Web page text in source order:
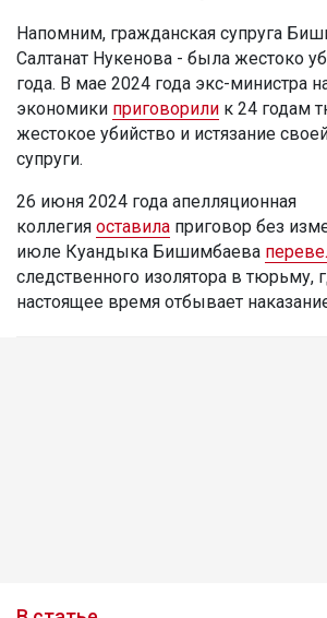
Напомним, гражданская супруга
Салтанат Нукенова - была жестоко
года. В мае 2024 года экс-министра
экономики приговорили к 24 годам
жестокое убийство и истязание
супруги.
26 июня 2024 года апелляционная
коллегия оставила приговор без
июле Куандыка Бишимбаева
следственного изолятора в тюрьму,
настоящее время отбывает